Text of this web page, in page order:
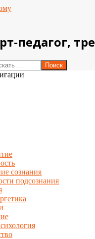
педагог,
сознания
подсознания